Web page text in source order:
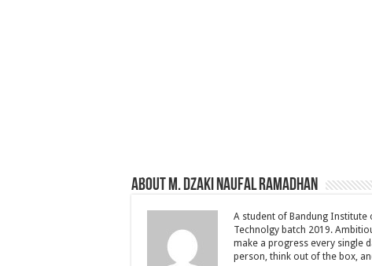
About M. Dzaki Naufal Ramadhan
A student of Bandung Institute
Technolgy batch 2019.
make a progress every single
person, think out of the box,